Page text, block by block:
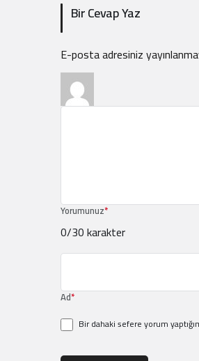
Bir Cevap Yaz
E-posta adresiniz
Yorumunuz*
0/30 karakter
Ad*
Bir dahaki sefere yorum